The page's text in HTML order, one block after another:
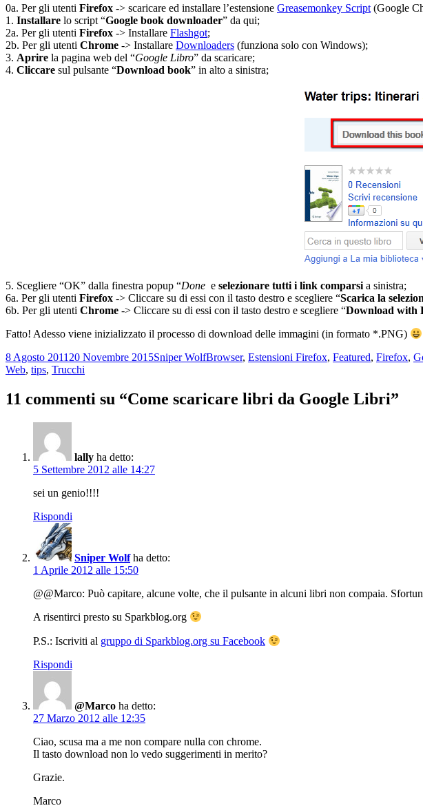
0a. Per gli utenti Firefox -> scaricare ed installare l’estensione Greasemonkey Script (Google
1. Installare lo script “Google book downloader” da qui;
2a. Per gli utenti Firefox -> Installare Flashgot;
2b. Per gli utenti Chrome -> Installare Downloaders (funziona solo con Windows);
3. Aprire la pagina web del “Google Libro” da scaricare;
4. Cliccare sul pulsante “Download book” in alto a sinistra;
5. Scegliere “OK” dalla finestra popup “Done e selezionare tutti i link comparsi a sinistra;
6a. Per gli utenti Firefox -> Cliccare su di essi con il tasto destro e scegliere “Scarica la
6b. Per gli utenti Chrome -> Cliccare su di essi con il tasto destro e scegliere “Download with
Fatto! Adesso viene inizializzato il processo di download delle immagini (in formato *.PNG)
Scritto
il
8 Agosto 2011 20 Novembre 2015Autore
Sniper WolfCategorie
Browser, Estensioni Firefox, Featured, Firefox,
Web, tips, Trucchi
11 commenti su “Come scaricare libri da Google Libri”
lally ha detto:
5 Settembre 2012 alle 14:27
sei un genio!!!!
Rispondi
Sniper Wolf ha detto:
1 Aprile 2012 alle 15:50
@@Marco: Può capitare, alcune volte, che il pulsante in alcuni libri non compaia.
A risentirci presto su Sparkblog.org
P.S.: Iscriviti al gruppo di Sparkblog.org su Facebook
Rispondi
@Marco ha detto:
27 Marzo 2012 alle 12:35
Ciao, scusa ma a me non compare nulla con chrome.
Il tasto download non lo vedo suggerimenti in merito?
Grazie.
Marco